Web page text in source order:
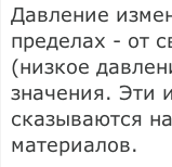
Давление
пределах - от
(низкое
значения. Эти
сказываются
материалов.